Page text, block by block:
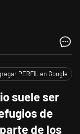
PERFIL en Google
suele ser
de
de los